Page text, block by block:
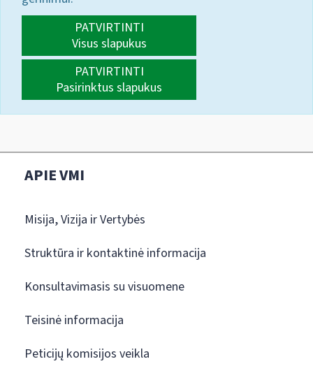
PATVIRTINTI
Visus slapukus
PATVIRTINTI
Pasirinktus slapukus
APIE VMI
Misija, Vizija ir Vertybės
Struktūra ir kontaktinė informacija
Konsultavimasis su visuomene
Teisinė informacija
Peticijų komisijos veikla